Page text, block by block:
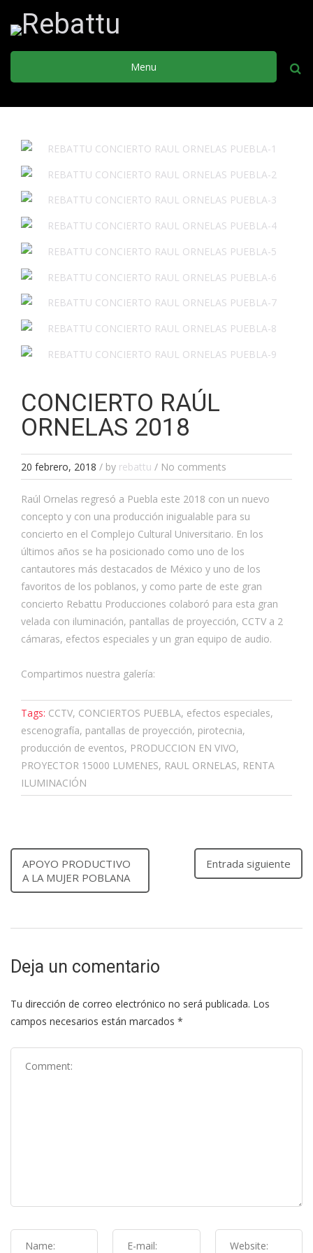
Menu
CONCIERTO RAÚL
ORNELAS 2018
20 febrero, 2018 / by rebattu / No comments
Raúl Ornelas regresó a Puebla este 2018 con un nuevo
concepto y con una producción inigualable para su
concierto en el Complejo Cultural Universitario. En los
últimos años se ha posicionado como uno de los
cantautores más destacados de México y uno de los
favoritos de los poblanos, y como parte de este gran
concierto Rebattu Producciones colaboró para esta gran
velada con iluminación, pantallas de proyección, CCTV a 2
cámaras, efectos especiales y un gran equipo de audio.
Compartimos nuestra galería:
Tags: CCTV, CONCIERTOS PUEBLA, efectos especiales,
escenografía, pantallas de proyección, pirotecnia,
producción de eventos, PRODUCCION EN VIVO,
PROYECTOR 15000 LUMENES, RAUL ORNELAS, RENTA
ILUMINACIÓN
APOYO PRODUCTIVO
A LA MUJER POBLANA
Entrada siguiente
Deja un comentario
Tu dirección de correo electrónico no será publicada. Los
campos necesarios están marcados *